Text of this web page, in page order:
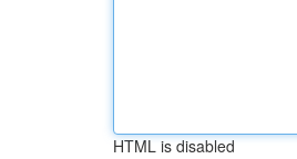
HTML is disabled